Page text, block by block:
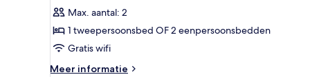
twee-
of
2
eenpersoonsbedden,
balkon,
Max. aantal: 2
1 tweepersoonsbed OF 2 eenpersoonsbedden
Gratis wifi
Meer informatie
Meer